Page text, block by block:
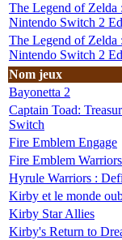
The Legend of Zelda
Nintendo Switch 2
The Legend of Zelda
Nintendo Switch 2
Nom jeux
Bayonetta 2
Captain Toad:
Switch
Fire Emblem Engage
Fire Emblem Warriors
Hyrule Warriors :
Kirby et le monde
Kirby Star Allies
Kirby's Return to